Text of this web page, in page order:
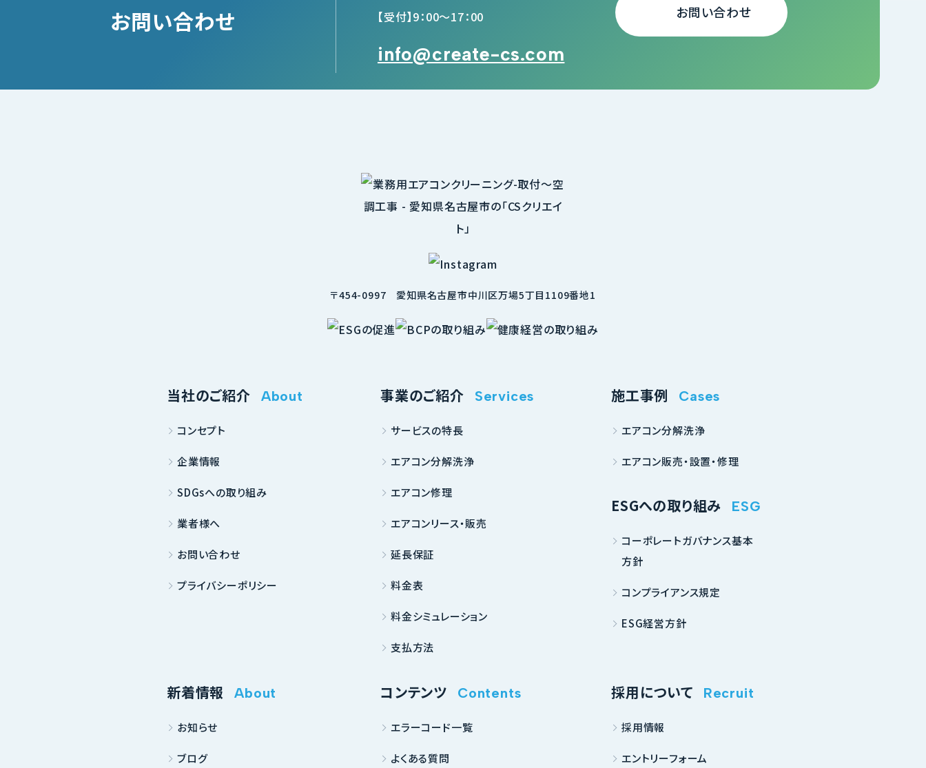
お問い合わせ 【受付】9：00～17：00
info@create-cs.com
お問い合わせ
〒454-0997 愛知県名古屋市中川区万場5丁目1109番地1
当社のご紹介 About
コンセプト
企業情報
SDGsへの取り組み
業者様へ
お問い合わせ
プライバシーポリシー
事業のご紹介 Services
サービスの特長
エアコン分解洗浄
エアコン修理
エアコンリース・販売
延長保証
料金表
料金シミュレーション
支払方法
施工事例 Cases
エアコン分解洗浄
エアコン販売・設置・修理
ESGへの取り組み ESG
コーポレートガバナンス基本
方針
コンプライアンス規定
ESG経営方針
新着情報 About
お知らせ
ブログ
コンテンツ Contents
エラーコード一覧
よくある質問
採用について Recruit
採用情報
エントリーフォーム